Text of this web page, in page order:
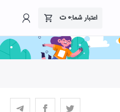
اعتبار شما:۰ت